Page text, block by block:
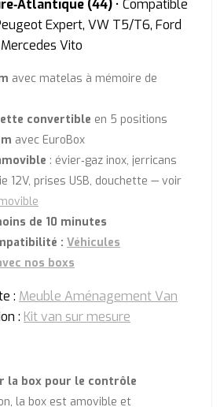
(44) • Compatible
Expert, VW T5/T6, Ford
Vito
avec matelas à mémoire de
convertible en 5 positions
avec EuroBox
: évier‑gaz inox, jerricans
12V, prises USB, douchette — voir
de 10 minutes
: Véhicules
nos boxs
: Meuble Aménagement Van
: Kit van sur mesure
la box pour le contrôle
la box est amovible et